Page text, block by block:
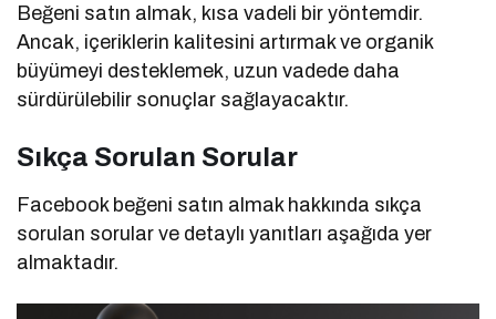
Beğeni satın almak, kısa vadeli bir yöntemdir.
Ancak, içeriklerin kalitesini artırmak ve organik
büyümeyi desteklemek, uzun vadede daha
sürdürülebilir sonuçlar sağlayacaktır.
Sıkça Sorulan Sorular
Facebook beğeni satın almak hakkında sıkça
sorulan sorular ve detaylı yanıtları aşağıda yer
almaktadır.